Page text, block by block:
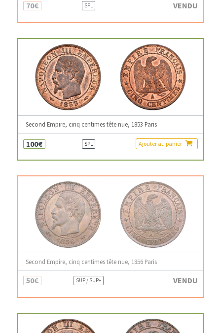
70€ SPL VENDU
Second Empire, cinq centimes tête nue, 1853 Paris
100€ SPL Ajouter au panier
Second Empire, cinq centimes tête nue, 1856 Paris
50€ SUP / SUP+ VENDU